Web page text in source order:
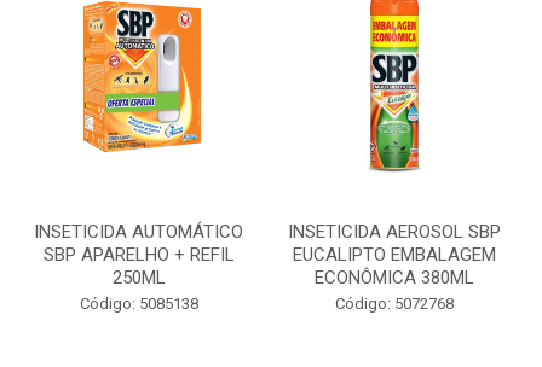
INSETICIDA AUTOMÁTICO
SBP APARELHO + REFIL
250ML
Código: 5085138
INSETICIDA AEROSOL SBP
EUCALIPTO EMBALAGEM
ECONÔMICA 380ML
Código: 5072768